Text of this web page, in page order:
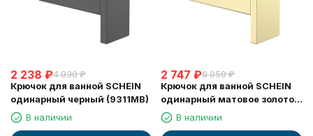
2 238 ₽4 930 ₽
Крючок для ванной SCHEIN
одинарный черный (9311MB)
В наличии
2 747 ₽6 050 ₽
Крючок для ванной SCHEIN
одинарный матовое золото
(9311BG)
В наличии